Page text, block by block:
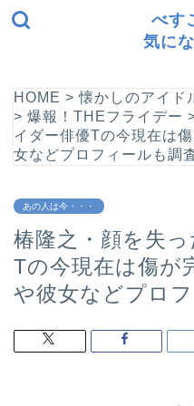
べす
気に
HOME >懐かしのアイド
> 爆報！THEフライデー
イダー俳優Tの今現在は
女などプロフィールも調
あの人は今・・・
椿隆之・顔を失
Tの今現在は傷が
や彼女などプロ